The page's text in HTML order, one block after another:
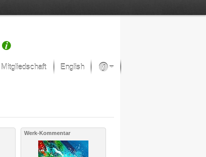
Mitgliedschaft English
Kunsthäuser
Werk-Kommentar